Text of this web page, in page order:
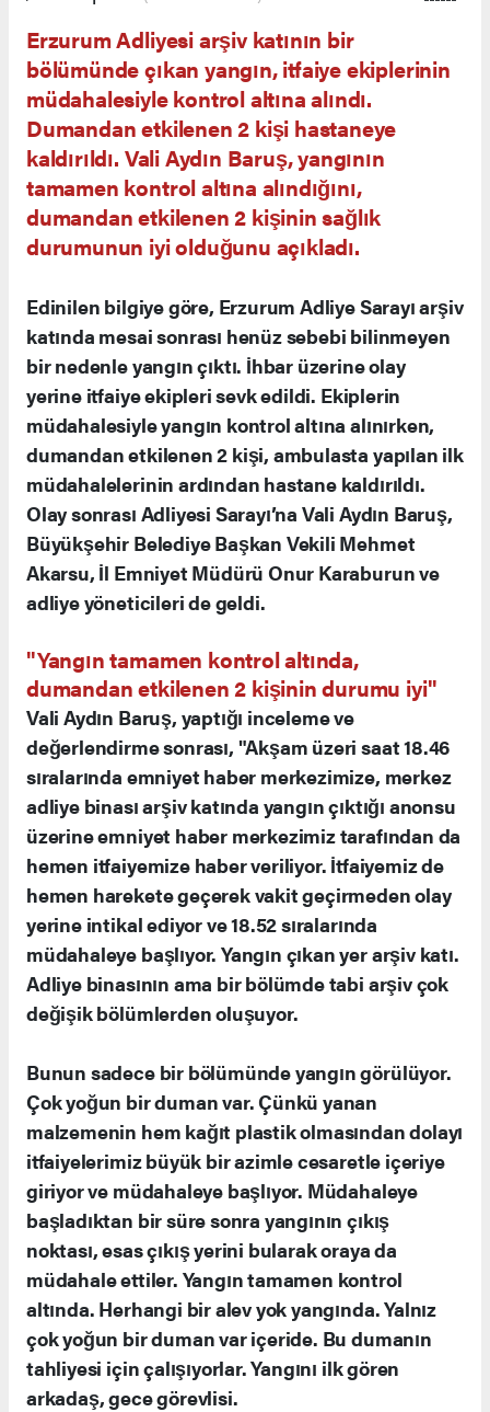
Erzurum Adliyesi arşiv katının bir
bölümünde çıkan yangın, itfaiye ekiplerinin
müdahalesiyle kontrol altına alındı.
Dumandan etkilenen 2 kişi hastaneye
kaldırıldı. Vali Aydın Baruş, yangının
tamamen kontrol altına alındığını,
dumandan etkilenen 2 kişinin sağlık
durumunun iyi olduğunu açıkladı.
Edinilen bilgiye göre, Erzurum Adliye Sarayı arşiv
katında mesai sonrası henüz sebebi bilinmeyen
bir nedenle yangın çıktı. İhbar üzerine olay
yerine itfaiye ekipleri sevk edildi. Ekiplerin
müdahalesiyle yangın kontrol altına alınırken,
dumandan etkilenen 2 kişi, ambulasta yapılan ilk
müdahalelerinin ardından hastane kaldırıldı.
Olay sonrası Adliyesi Sarayı’na Vali Aydın Baruş,
Büyükşehir Belediye Başkan Vekili Mehmet
Akarsu, İl Emniyet Müdürü Onur Karaburun ve
adliye yöneticileri de geldi.
"Yangın tamamen kontrol altında,
dumandan etkilenen 2 kişinin durumu iyi"
Vali Aydın Baruş, yaptığı inceleme ve
değerlendirme sonrası, "Akşam üzeri saat 18.46
sıralarında emniyet haber merkezimize, merkez
adliye binası arşiv katında yangın çıktığı anonsu
üzerine emniyet haber merkezimiz tarafından da
hemen itfaiyemize haber veriliyor. İtfaiyemiz de
hemen harekete geçerek vakit geçirmeden olay
yerine intikal ediyor ve 18.52 sıralarında
müdahaleye başlıyor. Yangın çıkan yer arşiv katı.
Adliye binasının ama bir bölümde tabi arşiv çok
değişik bölümlerden oluşuyor.
Bunun sadece bir bölümünde yangın görülüyor.
Çok yoğun bir duman var. Çünkü yanan
malzemenin hem kağıt plastik olmasından dolayı
itfaiyelerimiz büyük bir azimle cesaretle içeriye
giriyor ve müdahaleye başlıyor. Müdahaleye
başladıktan bir süre sonra yangının çıkış
noktası, esas çıkış yerini bularak oraya da
müdahale ettiler. Yangın tamamen kontrol
altında. Herhangi bir alev yok yangında. Yalnız
çok yoğun bir duman var içeride. Bu dumanın
tahliyesi için çalışıyorlar. Yangını ilk gören
arkadaş, gece görevlisi.